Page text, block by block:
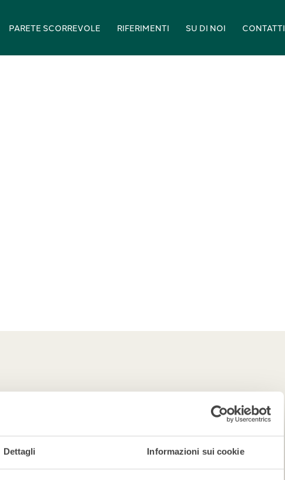
Dettagli Informazioni sui cookie
PARETE SCORREVOLE RIFERIMENTI SU DI NOI CONTATTI